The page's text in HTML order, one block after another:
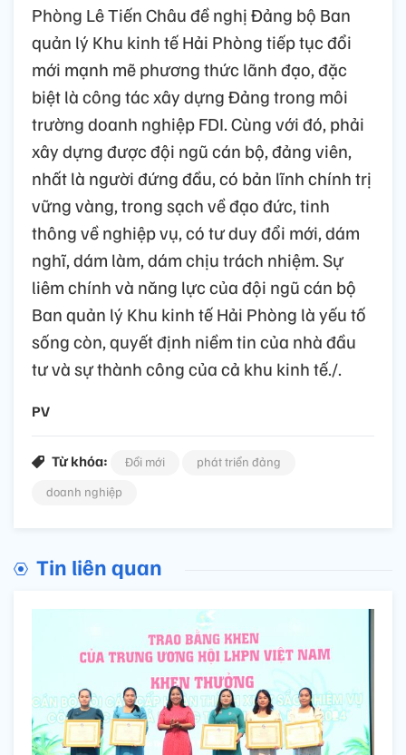
Phòng Lê Tiến Châu đề nghị Đảng bộ Ban
quản lý Khu kinh tế Hải Phòng tiếp tục đổi
mới mạnh mẽ phương thức lãnh đạo, đặc
biệt là công tác xây dựng Đảng trong môi
trường doanh nghiệp FDI. Cùng với đó, phải
xây dựng được đội ngũ cán bộ, đảng viên,
nhất là người đứng đầu, có bản lĩnh chính trị
vững vàng, trong sạch về đạo đức, tinh
thông về nghiệp vụ, có tư duy đổi mới, dám
nghĩ, dám làm, dám chịu trách nhiệm. Sự
liêm chính và năng lực của đội ngũ cán bộ
Ban quản lý Khu kinh tế Hải Phòng là yếu tố
sống còn, quyết định niềm tin của nhà đầu
tư và sự thành công của cả khu kinh tế./.
PV
Từ khóa: Đổi mới
phát triển đảng
doanh nghiệp
Tin liên quan